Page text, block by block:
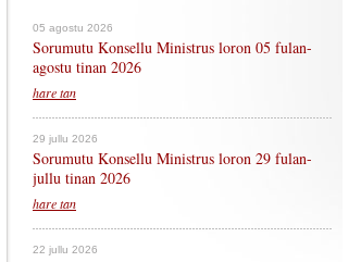
05 agostu 2026
Sorumutu Konsellu Ministrus loron 05 fulan-
agostu tinan 2026
hare tan
29 jullu 2026
Sorumutu Konsellu Ministrus loron 29 fulan-
jullu tinan 2026
hare tan
22 jullu 2026